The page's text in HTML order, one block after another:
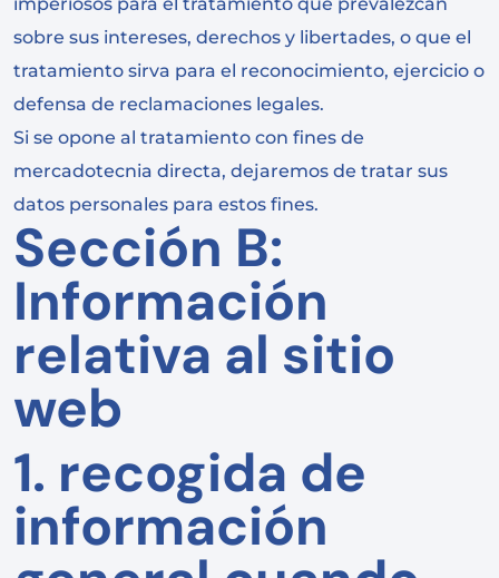
imperiosos para el tratamiento que prevalezcan
sobre sus intereses, derechos y libertades, o que el
tratamiento sirva para el reconocimiento, ejercicio o
defensa de reclamaciones legales.
Si se opone al tratamiento con fines de
mercadotecnia directa, dejaremos de tratar sus
datos personales para estos fines.
Sección B:
Información
relativa al sitio
web
1. recogida de
información